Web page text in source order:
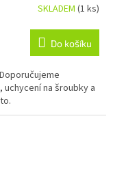
SKLADEM (1 ks)
Do košíku
na šroubky a